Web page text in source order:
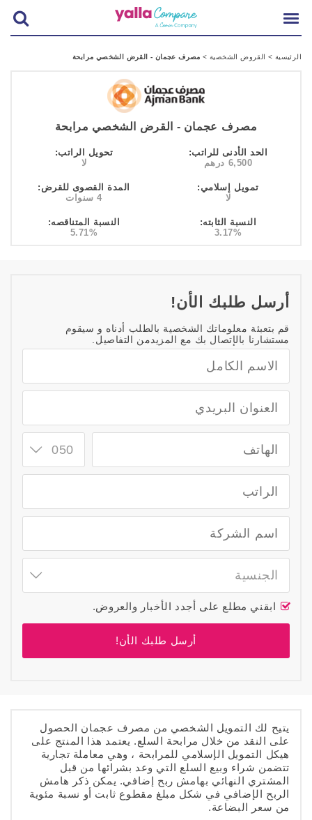
الرئيسية > القروض الشخصية > مصرف عجمان - القرض الشخصي مرابحة
مصرف عجمان - القرض الشخصي مرابحة
الحد الأدنى للراتب:
6,500 درهم
تحويل الراتب:
لا
تمويل إسلامي:
لا
المدة القصوى للقرض:
4 سنوات
النسبة الثابته:
3.17%
النسبة المتناقصه:
5.71%
أرسل طلبك الأن!
قم بتعبئة معلوماتك الشخصية بالطلب أدناه و سيقوم
مستشارنا بالإتصال بك مع المزيدمن التفاصيل.
050
الجنسية
ابقني مطلع على أجدد الأخبار والعروض.
أرسل طلبك الأن!
يتيح لك التمويل الشخصي من مصرف عجمان الحصول
على النقد من خلال مرابحة السلع. يعتمد هذا المنتج على
هيكل التمويل الإسلامي للمرابحة ، وهي معاملة تجارية
تتضمن شراء وبيع السلع التي وعد بشرائها من قبل
المشتري النهائي بهامش ربح إضافي. يمكن ذكر هامش
الربح الإضافي في شكل مبلغ مقطوع ثابت أو نسبة مئوية
من سعر البضاعة.